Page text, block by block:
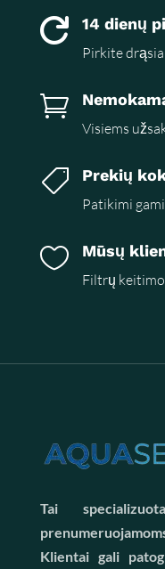
 14 dienų
Pirkite

Visiems
 Prekių
Patikimi
 Mūsų
Filtrų
Tai
Klientai gali